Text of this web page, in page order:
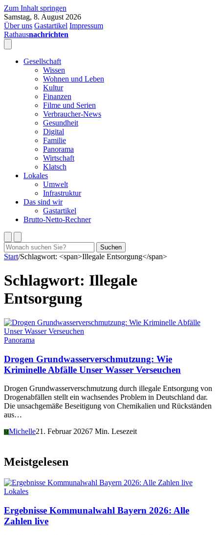
Zum Inhalt springen
Samstag, 8. August 2026
Über uns Gastartikel Impressum
Rathausnachrichten
Gesellschaft
Wissen
Wohnen und Leben
Kultur
Finanzen
Filme und Serien
Verbraucher-News
Gesundheit
Digital
Familie
Panorama
Wirtschaft
Klatsch
Lokales
Umwelt
Infrastruktur
Das sind wir
Gastartikel
Brutto-Netto-Rechner
Suchen
nach:
Suchen
Start/Schlagwort: <span>Illegale Entsorgung</span>
Schlagwort: Illegale
Entsorgung
Panorama
Drogen Grundwasserverschmutzung: Wie
Kriminelle Abfälle Unser Wasser Verseuchen
Drogen Grundwasserverschmutzung durch illegale Entsorgung von
Drogenabfällen stellt ein wachsendes Problem in Deutschland dar.
Die unsachgemäße Beseitigung von Chemikalien und Rückständen
aus…
MMichelle21. Februar 20267 Min. Lesezeit
Meistgelesen
Lokales
Ergebnisse Kommunalwahl Bayern 2026: Alle
Zahlen live